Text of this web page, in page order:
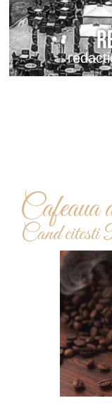
Cafeaua
Cand citesti